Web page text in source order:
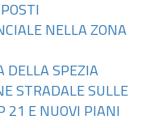
NELLA ZONA
DELLA SPEZIA
STRADALE SULLE
21 E NUOVI PIANI